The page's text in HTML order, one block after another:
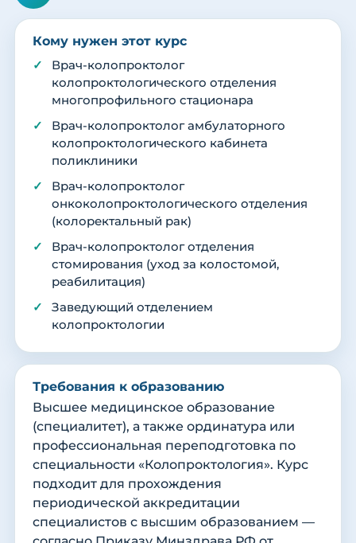
Кому нужен этот курс
Врач-колопроктолог
колопроктологического отделения
многопрофильного стационара
Врач-колопроктолог амбулаторного
колопроктологического кабинета
поликлиники
Врач-колопроктолог
онкоколопроктологического отделения
(колоректальный рак)
Врач-колопроктолог отделения
стомирования (уход за колостомой,
реабилитация)
Заведующий отделением
колопроктологии
Требования к образованию
Высшее медицинское образование
(специалитет), а также ординатура или
профессиональная переподготовка по
специальности «Колопроктология». Курс
подходит для прохождения
периодической аккредитации
специалистов с высшим образованием —